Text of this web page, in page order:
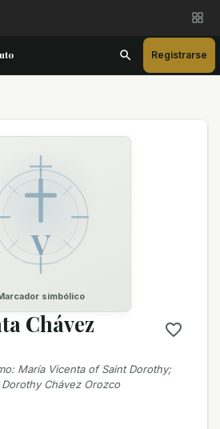
Registrarse
V
simbólico
Chávez
: María Vicenta of Saint Dorothy;
Chávez Orozco